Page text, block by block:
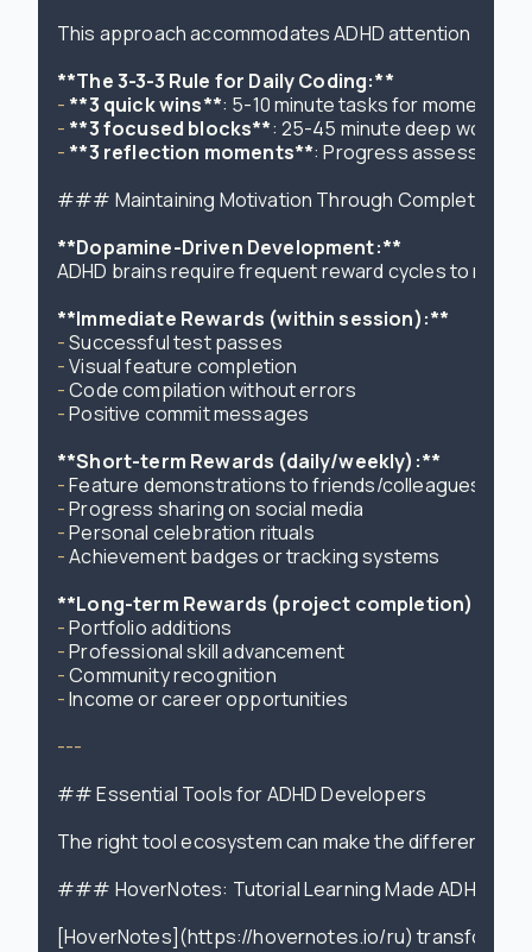
This approach accommodates ADHD attention
**The 3-3-3 Rule for Daily Coding:**
- **3 quick wins**
- **3 focused blocks**
- **3 reflection moments**: Progress assessment
### Maintaining Motivation Through Completion
**Dopamine-Driven Development:**
ADHD brains require frequent reward cycles to
**Immediate Rewards (within session):**
-
-
-
- Positive commit messages
**Short-term Rewards (daily/weekly):**
-
-
-
- Achievement badges or tracking systems
**Long-term Rewards (project completion):**
-
-
-
- Income or career opportunities
---
## Essential Tools for ADHD Developers
The right tool ecosystem can make the difference
### HoverNotes: Tutorial Learning Made ADHD-
[HoverNotes](https://hovernotes.io/ru) transforms